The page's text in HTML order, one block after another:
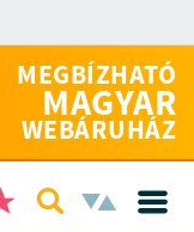
MEGBÍZHATÓ
MAGYAR
WEBÁRUHÁZ